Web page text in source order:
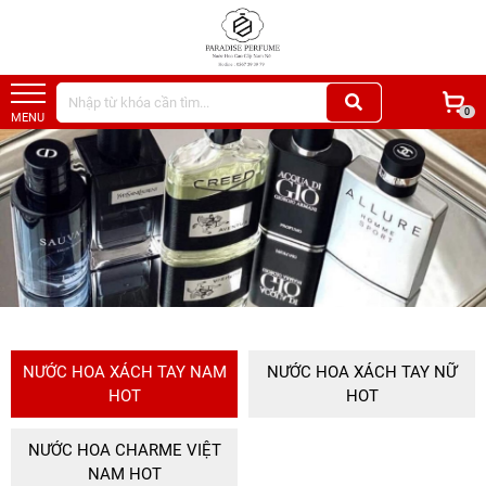
MENU 0
NƯỚC HOA XÁCH TAY NAM
HOT
NƯỚC HOA XÁCH TAY NỮ
HOT
NƯỚC HOA CHARME VIỆT
NAM HOT